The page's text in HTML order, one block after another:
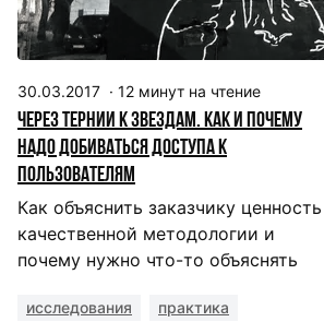
30.03.2017 · 12 минут на чтение
Через тернии к звездам. Как и почему
надо добиваться доступа к
пользователям
Как объяснить заказчику ценность
качественной методологии и
почему нужно что-то объяснять
исследования практика